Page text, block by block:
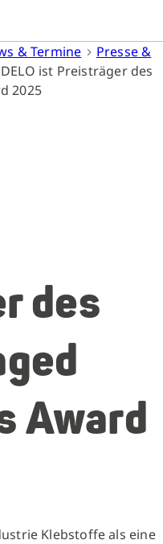
& Termine
Presse &
DELO ist Preisträger des
2025
des
Award
Klebstoffe als eine